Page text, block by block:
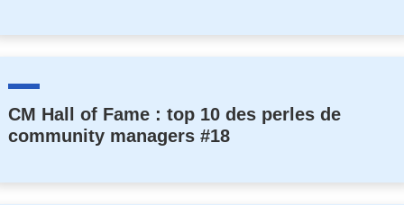
CM Hall of Fame : top 10 des perles de
community managers #18